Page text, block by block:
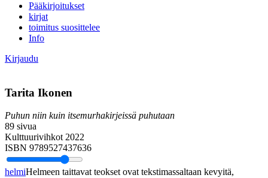
Pääkirjoitukset
kirjat
toimitus suosittelee
Info
Kirjaudu
Tarita Ikonen
Puhun niin kuin itsemurhakirjeissä puhutaan
89 sivua
Kulttuurivihkot 2022
ISBN 9789527437636
helmiHelmeen taittavat teokset ovat tekstimassaltaan kevyitä,